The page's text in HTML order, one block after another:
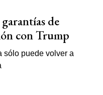
de
con Trump